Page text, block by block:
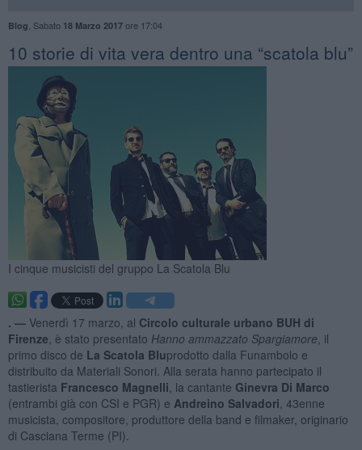
Blog Sabato 18 Marzo 2017ore 17:04
​10 storie di vita vera dentro una “scatola blu”
I cinque musicisti del gruppo La Scatola Blu
. — Venerdì 17 marzo, al Circolo culturale urbano BUH di
Firenze , è stato presentato Hanno ammazzato Spargiamore , il
primo disco de La Scatola Bluprodotto dalla Funambolo e
distribuito da Materiali Sonori. Alla serata hanno partecipato il
tastierista Francesco Magnelli , la cantante Ginevra Di Marco
(entrambi già con CSI e PGR) e Andreino Salvadori , 43enne
musicista, compositore, produttore della band e filmaker, originario
di Casciana Terme (PI).